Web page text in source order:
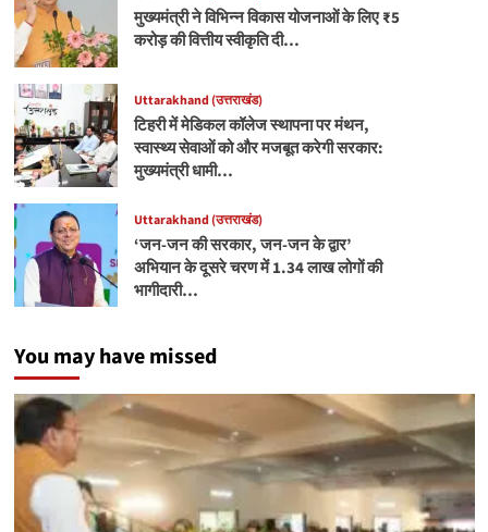
मुख्यमंत्री ने विभिन्न विकास योजनाओं के लिए ₹5
करोड़ की वित्तीय स्वीकृति दी…
Uttarakhand (उत्तराखंड)
टिहरी में मेडिकल कॉलेज स्थापना पर मंथन,
स्वास्थ्य सेवाओं को और मजबूत करेगी सरकार:
मुख्यमंत्री धामी…
Uttarakhand (उत्तराखंड)
‘जन-जन की सरकार, जन-जन के द्वार’
अभियान के दूसरे चरण में 1.34 लाख लोगों की
भागीदारी…
You may have missed